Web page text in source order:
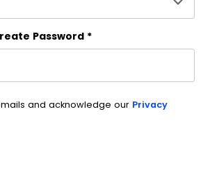
Password *
and acknowledge our Privacy